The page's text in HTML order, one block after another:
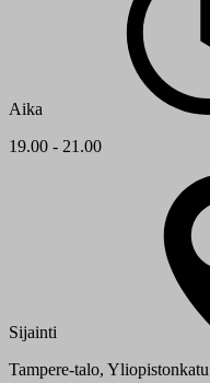
Aika
19.00 - 21.00
Sijainti
Tampere-talo,